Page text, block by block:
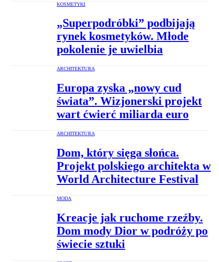
KOSMETYKI
„Superpodróbki” podbijają
rynek kosmetyków. Młode
pokolenie je uwielbia
ARCHITEKTURA
Europa zyska „nowy cud
świata”. Wizjonerski projekt
wart ćwierć miliarda euro
ARCHITEKTURA
Dom, który sięga słońca.
Projekt polskiego architekta w
World Architecture Festival
MODA
Kreacje jak ruchome rzeźby.
Dom mody Dior w podróży po
świecie sztuki